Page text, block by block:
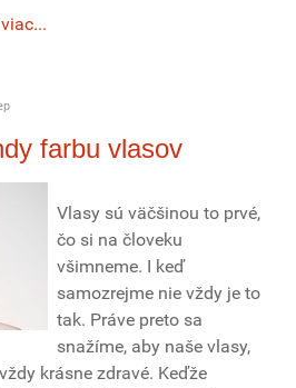
farbu vlasov
Vlasy sú väčšinou to prvé,
čo si na človeku
všimneme. I keď
samozrejme nie vždy je to
tak. Práve preto sa
snažíme, aby naše vlasy,
krásne zdravé. Keďže